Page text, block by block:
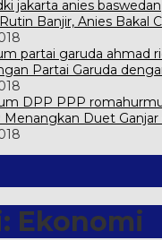
Banjir, Anies Bakal
Partai Garuda
Duet Ganjar
Ekonomi